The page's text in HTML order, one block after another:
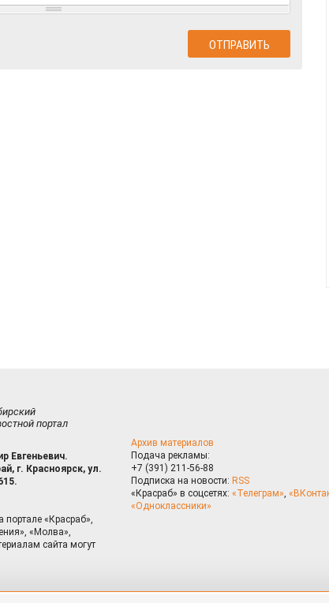
портал
Евгеньевич.
г. Красноярск, ул.
портале «Красраб»,
«Молва»,
сайта могут
Архив материалов
Подача рекламы:
+7 (391) 211-56-88
Подписка на новости: RSS
«Красраб» в соцсетях: «Телеграм»,
«Одноклассники»
на сайте, Вы даете согласие на использование cookies,
можно через настройки Вашего браузера.